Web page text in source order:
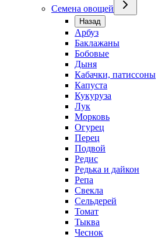
Семена овощей
Назад
Арбуз
Баклажаны
Бобовые
Дыня
Кабачки, патиссоны
Капуста
Кукуруза
Лук
Морковь
Огурец
Перец
Подвой
Редис
Редька и дайкон
Репа
Свекла
Сельдерей
Томат
Тыква
Чеснок